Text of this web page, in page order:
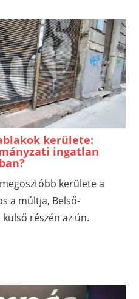
kerülete:
ingatlan
kerülete a
a múltja, Belső-
részén az ún.